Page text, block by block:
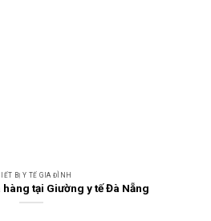
BỊ Y TẾ GIA ĐÌNH
tại Giường y tế Đà Nẵng